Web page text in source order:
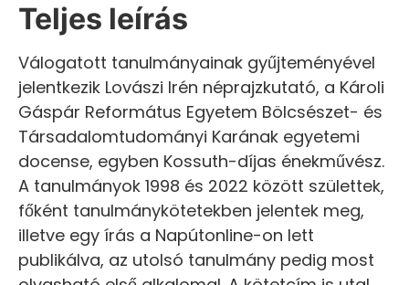
Teljes leírás
Válogatott tanulmányainak gyűjteményével
jelentkezik Lovászi Irén néprajzkutató, a Károli
Gáspár Református Egyetem Bölcsészet- és
Társadalomtudományi Karának egyetemi
docense, egyben Kossuth-díjas énekművész.
A tanulmányok 1998 és 2022 között születtek,
főként tanulmánykötetekben jelentek meg,
illetve egy írás a Napútonline-on lett
publikálva, az utolsó tanulmány pedig most